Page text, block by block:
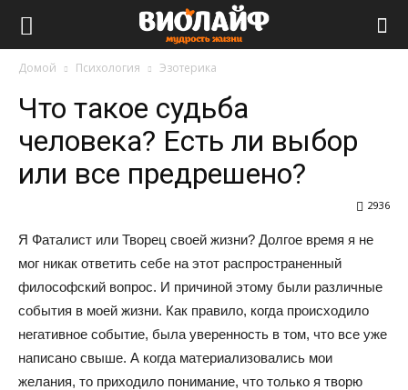
Домой Психология Эзотерика
Что такое судьба
человека? Есть ли выбор
или все предрешено?
2936
Я Фаталист или Творец своей жизни? Долгое время я не
мог никак ответить себе на этот распространенный
философский вопрос. И причиной этому были различные
события в моей жизни. Как правило, когда происходило
негативное событие, была уверенность в том, что все уже
написано свыше. А когда материализовались мои
желания, то приходило понимание, что только я творю